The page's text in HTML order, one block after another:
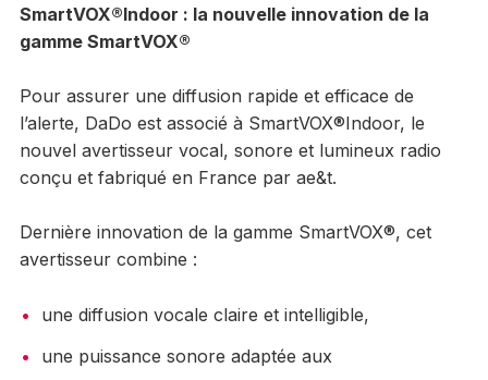
SmartVOX®Indoor : la nouvelle innovation de la
gamme SmartVOX®
Pour assurer une diffusion rapide et efficace de
l’alerte, DaDo est associé à SmartVOX®Indoor, le
nouvel avertisseur vocal, sonore et lumineux radio
conçu et fabriqué en France par ae&t.
Dernière innovation de la gamme SmartVOX®, cet
avertisseur combine :
une diffusion vocale claire et intelligible,
une puissance sonore adaptée aux